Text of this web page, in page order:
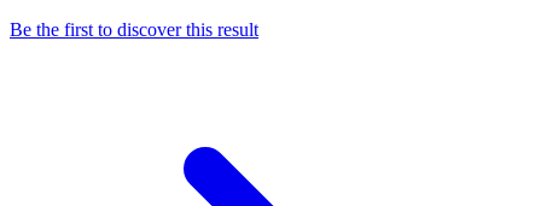
Be the first to discover this result